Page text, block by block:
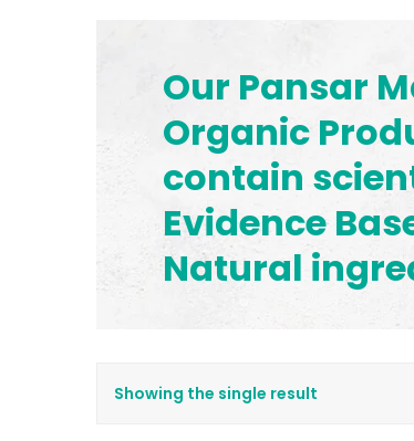
Our Pansar
Organic
contain
Evidence
Natural
Showing the single result